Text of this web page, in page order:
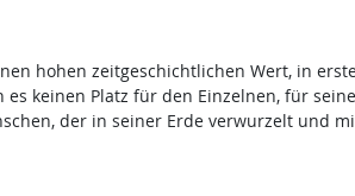
hohen zeitgeschichtlichen Wert, in
es keinen Platz für den Einzelnen, für
der in seiner Erde verwurzelt und